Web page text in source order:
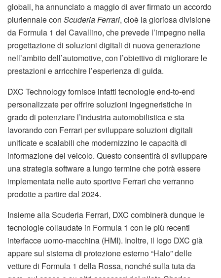
globali, ha annunciato a maggio di aver firmato un accordo
pluriennale con Scuderia Ferrari, cioè la gloriosa divisione
da Formula 1 del Cavallino, che prevede l’impegno nella
progettazione di soluzioni digitali di nuova generazione
nell’ambito dell’automotive, con l’obiettivo di migliorare le
prestazioni e arricchire l’esperienza di guida.
DXC Technology fornisce infatti tecnologie end-to-end
personalizzate per offrire soluzioni ingegneristiche in
grado di potenziare l’industria automobilistica e sta
lavorando con Ferrari per sviluppare soluzioni digitali
unificate e scalabili che modernizzino le capacità di
informazione del veicolo. Questo consentirà di sviluppare
una strategia software a lungo termine che potrà essere
implementata nelle auto sportive Ferrari che verranno
prodotte a partire dal 2024.
Insieme alla Scuderia Ferrari, DXC combinerà dunque le
tecnologie collaudate in Formula 1 con le più recenti
interfacce uomo-macchina (HMI). Inoltre, il logo DXC già
appare sul sistema di protezione esterno “Halo” delle
vetture di Formula 1 della Rossa, nonché sulla tuta da